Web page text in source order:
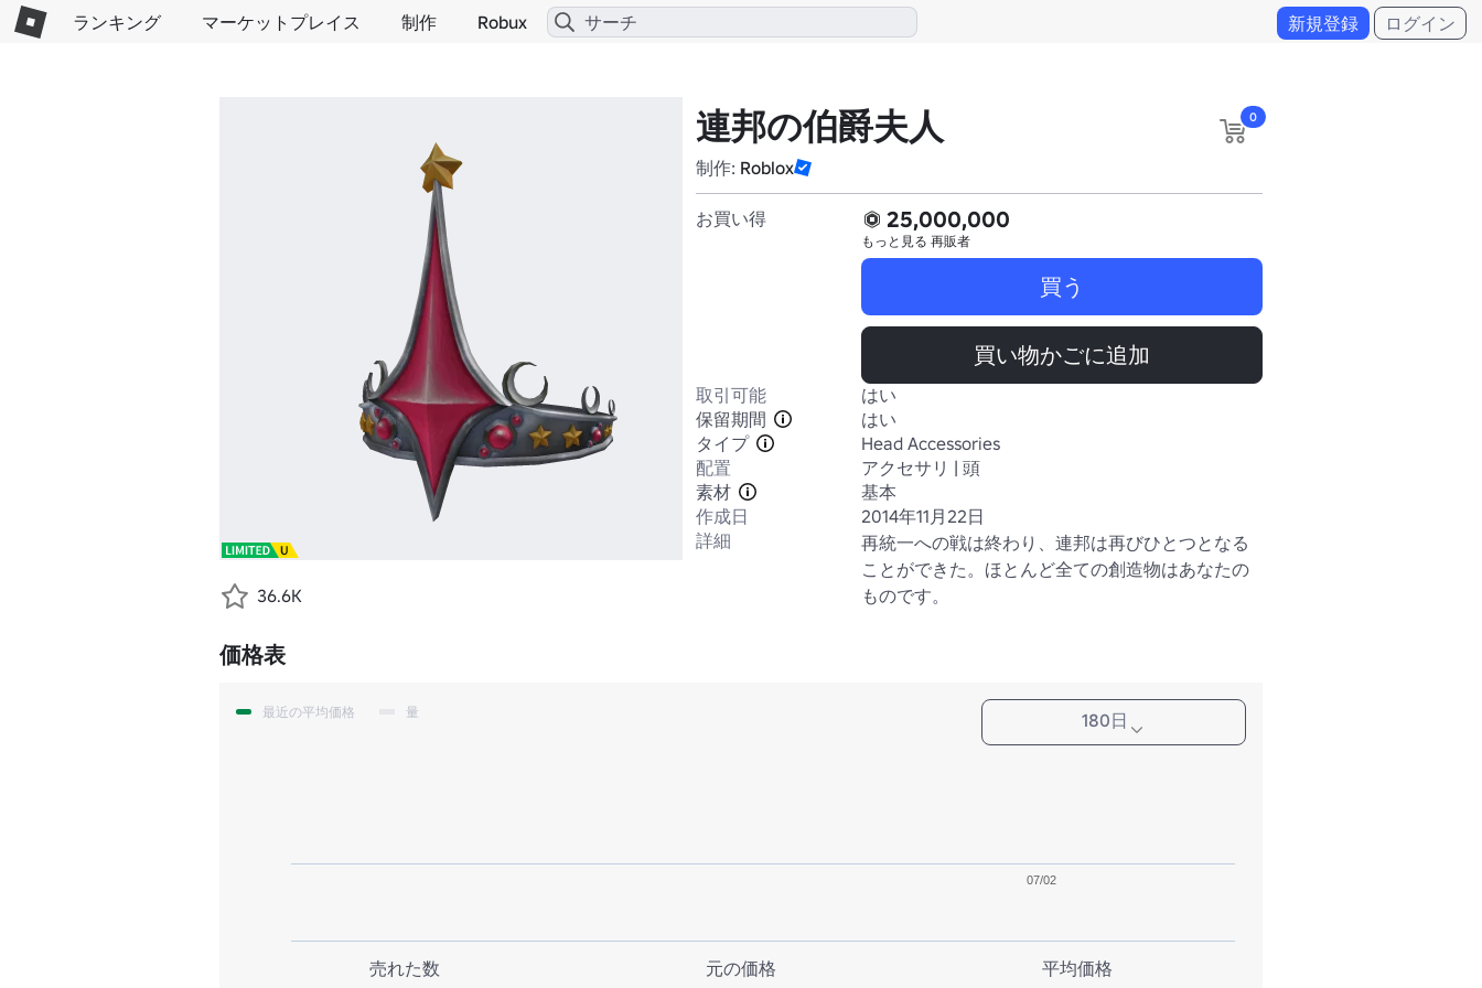
ランキング マーケットプレイス 制作 Robux 新規登録 ログイン
連邦の伯爵夫人
制作: Roblox
0
お買い得 25,000,000
もっと見る 再販者
買う
買い物かごに追加
取引可能
はい
保留期間
はい
タイプ
Head Accessories
配置
アクセサリ | 頭
素材
基本
作成日
2014年11月22日
詳細
再統一への戦は終わり、連邦は再びひとつとなる
ことができた。ほとんど全ての創造物はあなたの
ものです。
36.6K
価格表
180日
最近の平均価格 量
07/02
売れた数 元の価格 平均価格